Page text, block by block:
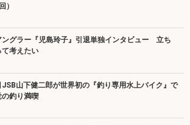
）
ングラー『児島玲子』引退単独インタビュー 立ち
て考えたい
JSB山下健二郎が世界初の『釣り専用水上バイク』で
の釣り満喫